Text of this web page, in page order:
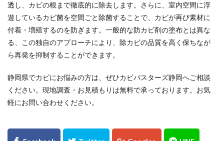
透し、カビの根まで徹底的に除去します。さらに、室内空間に浮
遊しているカビ菌を空間ごと除菌することで、カビが再び素材に
付着・増殖するのを防ぎます。一般的な防カビ剤の塗布とは異な
る、この独自のアプローチにより、除カビの品質を高く保ちなが
ら再発を抑制することができます。
静岡県でカビにお悩みの方は、ぜひカビバスターズ静岡へご相談
ください。現地調査・お見積もりは無料で承っております。お気
軽にお問い合わせください。